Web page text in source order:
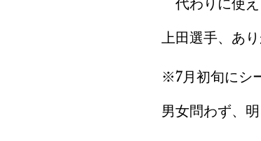
代わりに使え
上田選手、あ
※7月初旬にシ
男女問わず、